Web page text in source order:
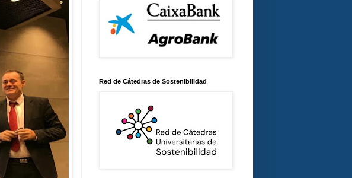
Red de Cátedras de Sostenibilidad